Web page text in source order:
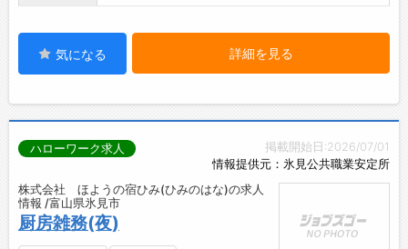
気になる 詳細を見る
掲載開始日:2026/07/01
情報提供元：氷見公共職業安定所
ハローワーク求人
株式会社 ほようの宿ひみ(ひみのはな)の求人
情報 /富山県氷見市
厨房雑務(夜)